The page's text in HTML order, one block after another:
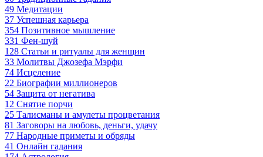
49 Медитации
37 Успешная карьера
354 Позитивное мышление
331 Фен-шуй
128 Статьи и ритуалы для женщин
33 Молитвы Джозефа Мэрфи
74 Исцеление
22 Биографии миллионеров
54 Защита от негатива
12 Снятие порчи
25 Талисманы и амулеты процветания
81 Заговоры на любовь, деньги, удачу
77 Народные приметы и обряды
41 Онлайн гадания